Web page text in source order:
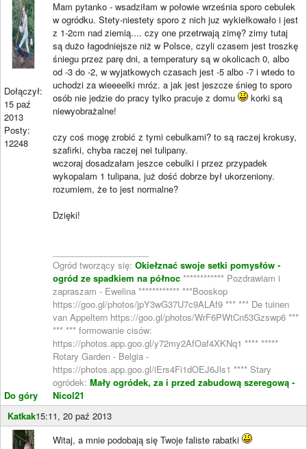
Dołączył:
15 paź
2013
Posty:
12248
Do góry
Mam pytanko - wsadziłam w połowie września sporo cebulek
w ogródku. Stety-niestety sporo z nich juz wykiełkowało i jest
z 1-2cm nad ziemią.... czy one przetrwają zimę? zimy tutaj
są dużo łagodniejsze niż w Polsce, czyli czasem jest troszkę
śniegu przez parę dni, a temperatury są w okolicach 0, albo
od -3 do -2, w wyjatkowych czasach jest -5 albo -7 i wtedo to
uchodzi za wieeeelki mróz. a jak jest jeszcze śnieg to sporo
osób nie jedzie do pracy tylko pracuje z domu
korki są
niewyobrażalne!
czy coś mogę zrobić z tymi cebulkami? to są raczej krokusy,
szafirki, chyba raczej nei tulipany.
wczoraj dosadzałam jeszce cebulki i przez przypadek
wykopalam 1 tulipana, już dość dobrze był ukorzeniony.
rozumiem, że to jest normalne?
Dzięki!
Ogród tworzący się: Okiełznać swoje setki pomysłów -
ogród ze spadkiem na północ ************ Pozdrawiam i
zapraszam - Ewelina ************ ***Booskop
https://goo.gl/photos/jpY3wG37U7c9ALAf9 *** *** De tuinen
van Appeltern https://goo.gl/photos/WrF6PWtCn53Gzswp6 ***
*** *** formowanie cisów:
https://photos.app.goo.gl/y72my2AfOaf4XKNq1 **** *****
Rotary Garden - Belgia -
https://photos.app.goo.gl/iErs4Fi1dOEJ6Jls1 **** Stary
ogródek: Mały ogródek, za i przed zabudową szeregową -
Nicol21
Katkak15:11, 20 paź 2013
Witaj, a mnie podobają się Twoje faliste rabatki